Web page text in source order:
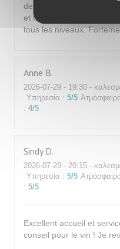
desserts de grande
et fin pour un prix très
tous les niveaux.
Anne B
2026-07-29 - 19:30 -
Υπηρεσία : 5/5
: 4/5
Sindy D
2026-07-28 - 20:15 -
Υπηρεσία : 5/5
: 5/5
Excellent accueil et
conseil pour le vin ! Je